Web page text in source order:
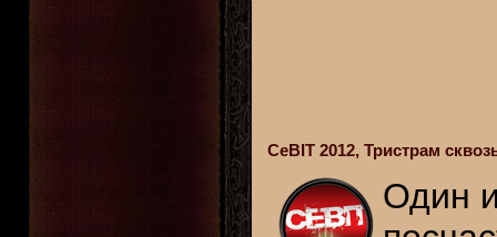
CeBIT 2012, Тристрам
Один